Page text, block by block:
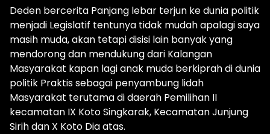
Deden bercerita Panjang lebar terjun ke dunia politik
menjadi Legislatif tentunya tidak mudah apalagi saya
masih muda, akan tetapi disisi lain banyak yang
mendorong dan mendukung dari Kalangan
Masyarakat kapan lagi anak muda berkiprah di dunia
politik Praktis sebagai penyambung lidah
Masyarakat terutama di daerah Pemilihan II
kecamatan IX Koto Singkarak, Kecamatan Junjung
Sirih dan X Koto Dia atas.